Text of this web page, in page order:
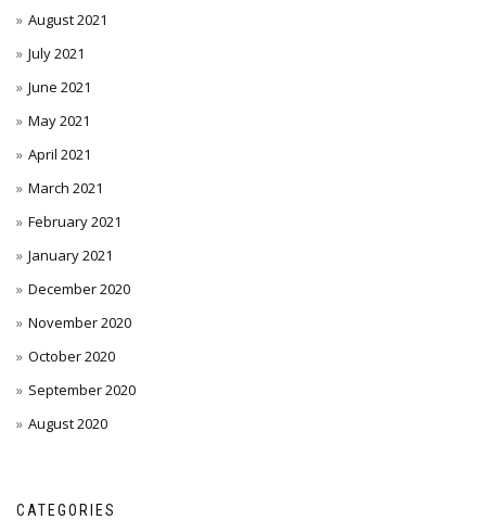
August 2021
July 2021
June 2021
May 2021
April 2021
March 2021
February 2021
January 2021
December 2020
November 2020
October 2020
September 2020
August 2020
CATEGORIES